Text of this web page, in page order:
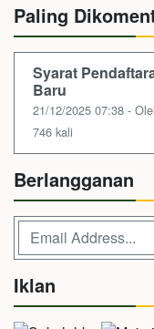
Paling
Syarat
Baru
21/12/2025 07:38 -
746 kali
Berlangganan
Iklan